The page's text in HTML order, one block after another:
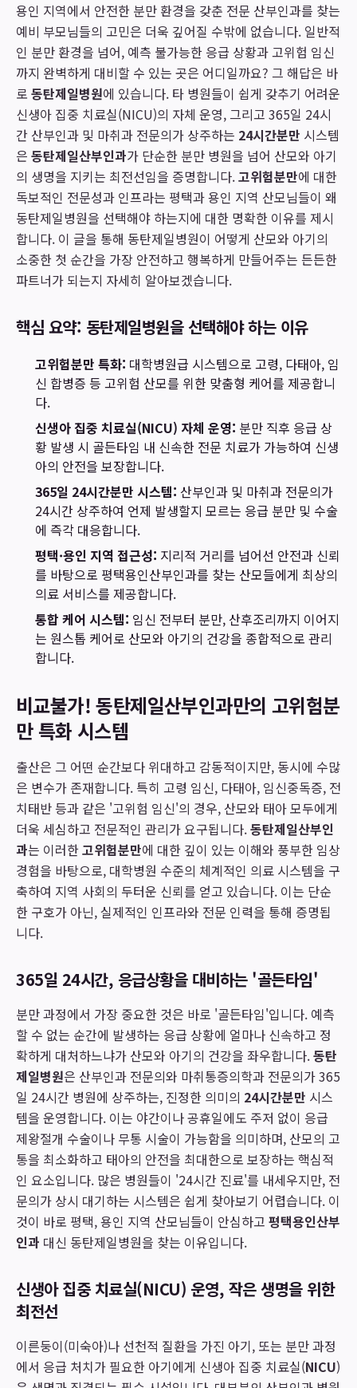
용인 지역에서 안전한 분만 환경을 갖춘 전문 산부인과를 찾는
예비 부모님들의 고민은 더욱 깊어질 수밖에 없습니다. 일반적
인 분만 환경을 넘어, 예측 불가능한 응급 상황과 고위험 임신
까지 완벽하게 대비할 수 있는 곳은 어디일까요? 그 해답은 바
로 동탄제일병원에 있습니다. 타 병원들이 쉽게 갖추기 어려운
신생아 집중 치료실(NICU)의 자체 운영, 그리고 365일 24시
간 산부인과 및 마취과 전문의가 상주하는 24시간분만 시스템
은 동탄제일산부인과가 단순한 분만 병원을 넘어 산모와 아기
의 생명을 지키는 최전선임을 증명합니다.고위험분만에 대한
독보적인 전문성과 인프라는 평택과 용인 지역 산모님들이 왜
동탄제일병원을 선택해야 하는지에 대한 명확한 이유를 제시
합니다. 이 글을 통해 동탄제일병원이 어떻게 산모와 아기의
소중한 첫 순간을 가장 안전하고 행복하게 만들어주는 든든한
파트너가 되는지 자세히 알아보겠습니다.
핵심 요약: 동탄제일병원을 선택해야 하는 이유
고위험분만 특화: 대학병원급 시스템으로 고령, 다태아, 임
신 합병증 등 고위험 산모를 위한 맞춤형 케어를 제공합니
다.
신생아 집중 치료실(NICU) 자체 운영: 분만 직후 응급 상
황 발생 시 골든타임 내 신속한 전문 치료가 가능하여 신생
아의 안전을 보장합니다.
365일 24시간분만 시스템: 산부인과 및 마취과 전문의가
24시간 상주하여 언제 발생할지 모르는 응급 분만 및 수술
에 즉각 대응합니다.
평택·용인 지역 접근성: 지리적 거리를 넘어선 안전과 신뢰
를 바탕으로 평택용인산부인과를 찾는 산모들에게 최상의
의료 서비스를 제공합니다.
통합 케어 시스템: 임신 전부터 분만, 산후조리까지 이어지
는 원스톱 케어로 산모와 아기의 건강을 종합적으로 관리
합니다.
비교불가! 동탄제일산부인과만의 고위험분
만 특화 시스템
출산은 그 어떤 순간보다 위대하고 감동적이지만, 동시에 수많
은 변수가 존재합니다. 특히 고령 임신, 다태아, 임신중독증, 전
치태반 등과 같은 '고위험 임신'의 경우, 산모와 태아 모두에게
더욱 세심하고 전문적인 관리가 요구됩니다.동탄제일산부인
과는 이러한고위험분만에 대한 깊이 있는 이해와 풍부한 임상
경험을 바탕으로, 대학병원 수준의 체계적인 의료 시스템을 구
축하여 지역 사회의 두터운 신뢰를 얻고 있습니다. 이는 단순
한 구호가 아닌, 실제적인 인프라와 전문 인력을 통해 증명됩
니다.
365일 24시간, 응급상황을 대비하는 '골든타임'
분만 과정에서 가장 중요한 것은 바로 '골든타임'입니다. 예측
할 수 없는 순간에 발생하는 응급 상황에 얼마나 신속하고 정
확하게 대처하느냐가 산모와 아기의 건강을 좌우합니다.동탄
제일병원은 산부인과 전문의와 마취통증의학과 전문의가 365
일 24시간 병원에 상주하는, 진정한 의미의 24시간분만 시스
템을 운영합니다. 이는 야간이나 공휴일에도 주저 없이 응급
제왕절개 수술이나 무통 시술이 가능함을 의미하며, 산모의 고
통을 최소화하고 태아의 안전을 최대한으로 보장하는 핵심적
인 요소입니다. 많은 병원들이 '24시간 진료'를 내세우지만, 전
문의가 상시 대기하는 시스템은 쉽게 찾아보기 어렵습니다. 이
것이 바로 평택, 용인 지역 산모님들이 안심하고 평택용인산부
인과 대신 동탄제일병원을 찾는 이유입니다.
신생아 집중 치료실(NICU) 운영, 작은 생명을 위한
최전선
이른둥이(미숙아)나 선천적 질환을 가진 아기, 또는 분만 과정
에서 응급 처치가 필요한 아기에게 신생아 집중 치료실(NICU)